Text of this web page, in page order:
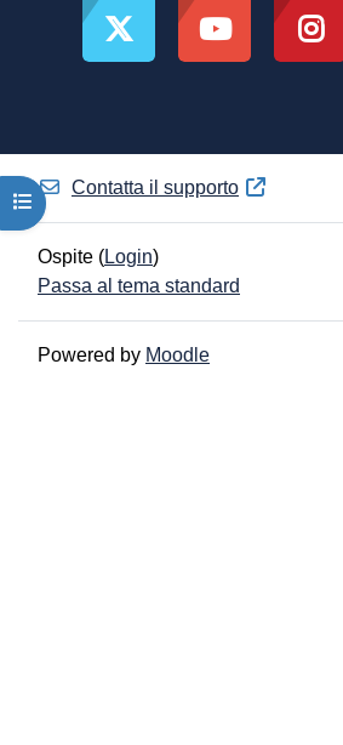
Apri indice del corso
Contatta il supporto
Ospite (Login)
Passa al tema standard
Powered by Moodle